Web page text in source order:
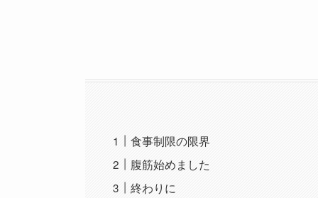
食事制限の限界
腹筋始めました
終わりに